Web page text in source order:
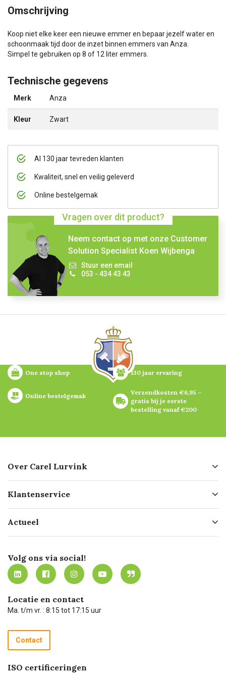
Al 130 jaar tevreden klanten
Kwaliteit, snel en veilig geleverd
Online bestelgemak
Vragen over dit product?
Neem contact op met onze Customer
Solution Specialist Koen Wijbenga
Stuur een email
053 - 434 43 43
Omschrijving
Koop niet elke keer een nieuwe emmer en bepaar jezelf water en
schoonmaak tijd door de inzet binnen emmers van Anza.
Simpel te gebruiken op 8 of 12 liter emmers.
Technische gegevens
Merk Anza
Kleur Zwart
One stop shop 130 jaar ervaring
Online bestelgemak
Verzendkosten €6,95 –
gratis bij je eerste
bestelling vanaf €200
Over Carel Lurvink
Geschiedenis
Missie
Werken bij Carel Lurvink
MVO
Klantenservice
Bezorgen
Mijn Carel Lurvink
Mijn Carel Lurvink instructievideo's
Carel Lurvink App
Hulp op afstand
Technische dienst
Recycle programma
Betalen
Actueel
Innovation LAB
Tevreden klanten
Carel Lurvink Blog
Carel de podcast
Volg ons via social!
Locatie en contact
Ma. t/m vr. : 8:15 tot 17:15 uur
Contact
ISO certificeringen